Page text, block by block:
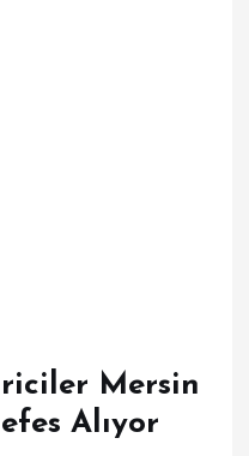
Mersin
Alıyor